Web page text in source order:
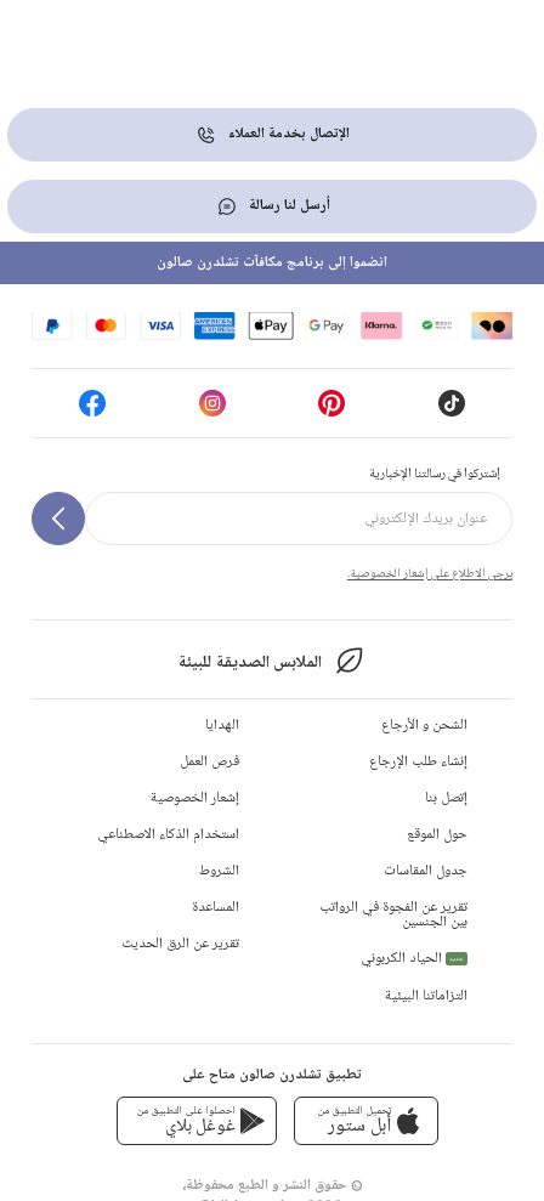
الإتصال بخدمة العملاء
أرسل لنا رسالة
إشتركوا في رسالتنا الإخبارية
يرجى الاطلاع على إشعار الخصوصية.
الملابس الصديقة للبيئة
انضموا إلى برنامج مكافآت تشلدرن صالون
الشحن و الأرجاع
إنشاء طلب الإرجاع
إتصل بنا
حول الموقع
جدول المقاسات
تقرير عن الفجوة في الرواتب
بين الجنسين
جديد
الحياد الكربوني
التزاماتنا البيئية
الهدايا
فرص العمل
إشعار الخصوصية
استخدام الذكاء الاصطناعي
الشروط
المساعدة
تقرير عن الرق الحديث
تطبيق تشلدرن صالون متاح على
تحميل التطبيق من
أبل ستور
احصلوا على التطبيق من
غوغل بلاي
© حقوق النشر و الطبع محفوظة،